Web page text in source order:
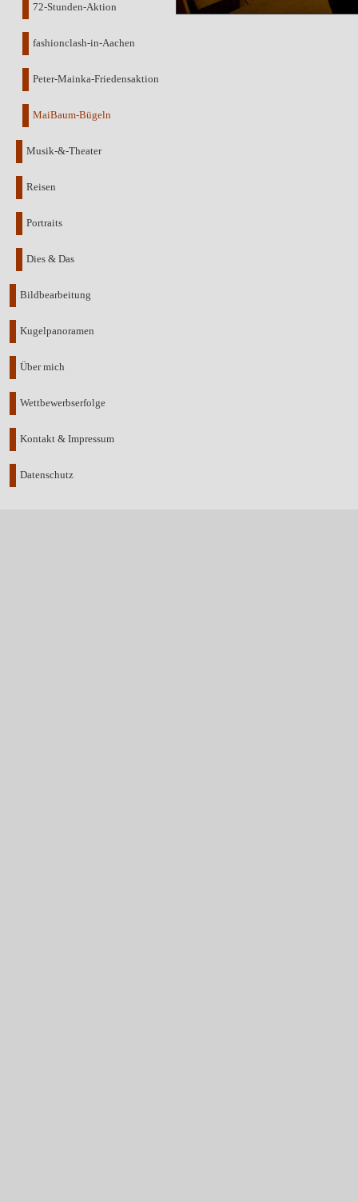
72-Stunden-Aktion
fashionclash-in-Aachen
Peter-Mainka-Friedensaktion
MaiBaum-Bügeln
Musik-&-Theater
Reisen
Portraits
Dies & Das
Bildbearbeitung
Kugelpanoramen
Über mich
Wettbewerbserfolge
Kontakt & Impressum
Datenschutz